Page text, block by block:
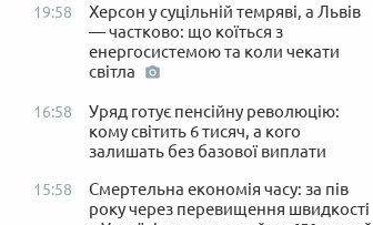
19:58
Херсон у суцільній темряві, а Львів
— частково: що коїться з
енергосистемою та коли чекати
світла
16:58
Уряд готує пенсійну революцію:
кому світить 6 тисяч, а кого
залишать без базової виплати
15:58
Смертельна економія часу: за пів
року через перевищення швидкості